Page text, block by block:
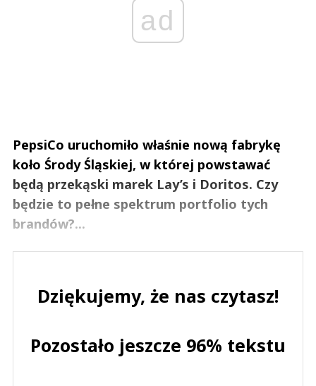
ad
PepsiCo uruchomiło właśnie nową fabrykę
koło Środy Śląskiej, w której powstawać
będą przekąski marek Lay’s i Doritos. Czy
będzie to pełne spektrum portfolio tych
brandów?...
Dziękujemy, że nas czytasz!
Pozostało jeszcze 96% tekstu